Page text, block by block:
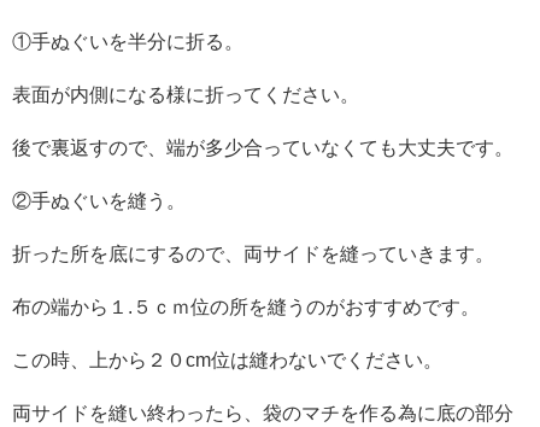
①手ぬぐいを半分に折る。
表面が内側になる様に折ってください。
後で裏返すので、端が多少合っていなくても大丈夫です。
②手ぬぐいを縫う。
折った所を底にするので、両サイドを縫っていきます。
布の端から１.５ｃｍ位の所を縫うのがおすすめです。
この時、上から２０cm位は縫わないでください。
両サイドを縫い終わったら、袋のマチを作る為に底の部分